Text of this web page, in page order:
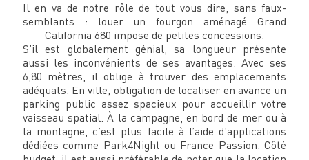
Il en va de notre rôle de tout vous dire, sans faux-
semblants : louer un fourgon aménagé Grand
California 680 impose de petites concessions.
S’il est globalement génial, sa longueur présente
aussi les inconvénients de ses avantages. Avec ses
6,80 mètres, il oblige à trouver des emplacements
adéquats. En ville, obligation de localiser en avance un
parking public assez spacieux pour accueillir votre
vaisseau spatial. À la campagne, en bord de mer ou à
la montagne, c’est plus facile à l’aide d’applications
dédiées comme Park4Night ou France Passion. Côté